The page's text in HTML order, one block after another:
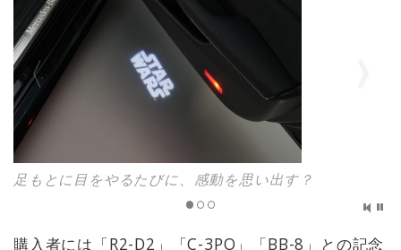
足もとに目をやるたびに、感動を思い出す？
購入者には「R2-D2」「C-3PO」「BB-8」との記念